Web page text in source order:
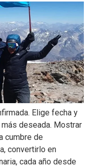
Elige fecha y
deseada. Mostrar
cumbre de
convertirlo en
cada año desde